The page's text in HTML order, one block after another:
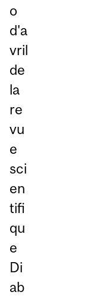
o
d'a
vril
de
la
re
vu
e
sci
en
tifi
qu
e
Di
ab